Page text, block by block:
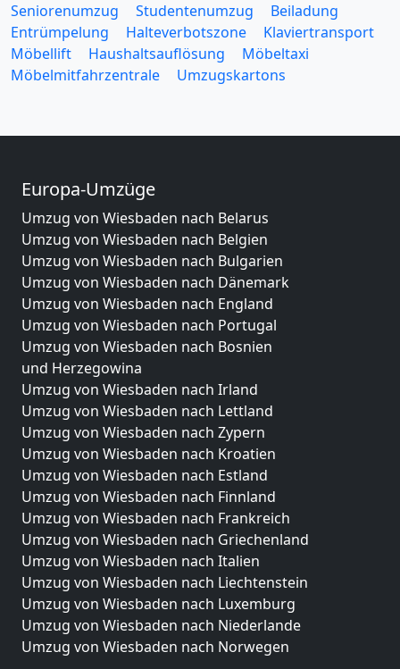
Seniorenumzug
Studentenumzug
Beiladung
Entrümpelung
Halteverbotszone
Klaviertransport
Möbellift
Haushaltsauflösung
Möbeltaxi
Möbelmitfahrzentrale
Umzugskartons
Europa-Umzüge
Umzug von Wiesbaden nach Belarus
Umzug von Wiesbaden nach Belgien
Umzug von Wiesbaden nach Bulgarien
Umzug von Wiesbaden nach Dänemark
Umzug von Wiesbaden nach England
Umzug von Wiesbaden nach Portugal
Umzug von Wiesbaden nach Bosnien
und Herzegowina
Umzug von Wiesbaden nach Irland
Umzug von Wiesbaden nach Lettland
Umzug von Wiesbaden nach Zypern
Umzug von Wiesbaden nach Kroatien
Umzug von Wiesbaden nach Estland
Umzug von Wiesbaden nach Finnland
Umzug von Wiesbaden nach Frankreich
Umzug von Wiesbaden nach Griechenland
Umzug von Wiesbaden nach Italien
Umzug von Wiesbaden nach Liechtenstein
Umzug von Wiesbaden nach Luxemburg
Umzug von Wiesbaden nach Niederlande
Umzug von Wiesbaden nach Norwegen